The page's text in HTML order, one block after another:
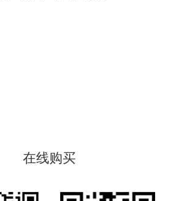
在线购买